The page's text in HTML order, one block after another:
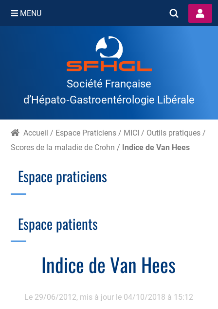
Skip
MENU
Société Française
d’Hépato‑Gastroentérologie Libérale
Accueil / Espace Praticiens / MICI / Outils pratiques /
Scores de la maladie de Crohn / Indice de Van Hees
Indice de Van Hees
Le 29/06/2012, mis à jour le 04/10/2018 à 15:12
Espace praticiens
Échographie
Gastro-pédiatrie
Commission MICI
Cotation des actes, lien avec les syndicats
Espace patients
Estomac
Nutrition